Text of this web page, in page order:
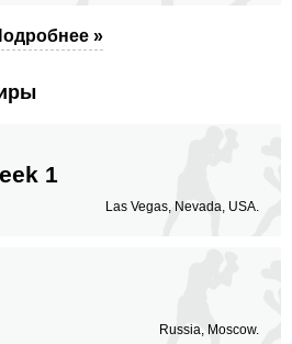
»
1
Las Vegas, Nevada, USA.
Russia, Moscow.